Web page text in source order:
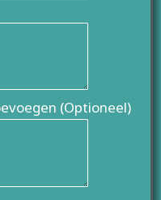
(Optioneel)